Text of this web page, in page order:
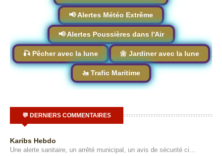
📢 Alertes Météo Extrême
📢 Alertes Poussières dans l'Air
🎣 Pêcher avec la lune 🌼 Jardiner avec la lune
🚤 Trafic Maritime
💬 DERNIERS COMMENTAIRES
Karibs Hebdo
Une alerte sanitaire, un arrêté municipal, un avis de sécurité ci…